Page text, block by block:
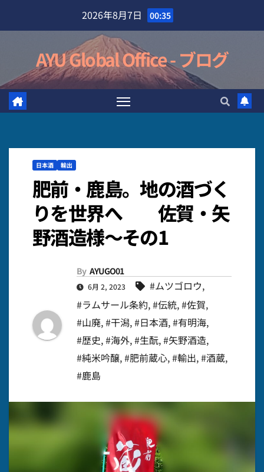
2026年8月7日 00:35
AYU Global Office - ブログ
日本酒 輸出
肥前・鹿島。地の酒づく
りを世界へ 佐賀・矢
野酒造様～その1
By AYUGO01
6月 2, 2023 #ムツゴロウ,
#ラムサール条約,#伝統,#佐賀,
#山廃,#干潟,#日本酒,#有明海,
#歴史,#海外,#生酛,#矢野酒造,
#純米吟醸,#肥前蔵心,#輸出,#酒蔵,
#鹿島